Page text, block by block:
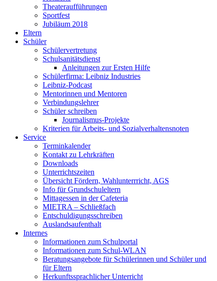
Theateraufführungen
Sportfest
Jubiläum 2018
Eltern
Schüler
Schülervertretung
Schulsanitätsdienst
Anleitungen zur Ersten Hilfe
Schülerfirma: Leibniz Industries
Leibniz-Podcast
Mentorinnen und Mentoren
Verbindungslehrer
Schüler schreiben
Journalismus-Projekte
Kriterien für Arbeits- und Sozialverhaltensnoten
Service
Terminkalender
Kontakt zu Lehrkräften
Downloads
Unterrichtszeiten
Übersicht Fördern, Wahlunterrricht, AGS
Info für Grundschuleltern
Mittagessen in der Cafeteria
MIETRA – Schließfach
Entschuldigungsschreiben
Auslandsaufenthalt
Internes
Informationen zum Schulportal
Informationen zum Schul-WLAN
Beratungsangebote für Schülerinnen und Schüler und
für Eltern
Herkunftssprachlicher Unterricht